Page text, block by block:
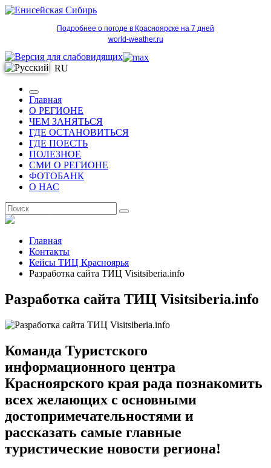
Подробнее о погоде в Красноярске на 7 дней
world-weather.ru
RU
Главная
О РЕГИОНЕ
ЧЕМ ЗАНЯТЬСЯ
ГДЕ ОСТАНОВИТЬСЯ
ГДЕ ПОЕСТЬ
ПОЛЕЗНОЕ
СМИ О РЕГИОНЕ
ФОТОБАНК
О НАС
Главная
Контакты
Кейсы ТИЦ Красноярья
Разработка сайта ТИЦ Visitsiberia.info
Разработка сайта ТИЦ Visitsiberia.info
Команда Туристского
информационного центра
Красноярского края рада познакомить
всех желающих с основными
достопримечательностями и
рассказать самые главные
туристические новости региона!